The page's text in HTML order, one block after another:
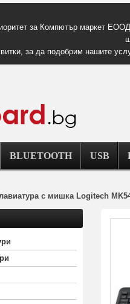
за Компютър маркет
за да подобрим нашите
BLUETOOTH USB
с мишка Logitech